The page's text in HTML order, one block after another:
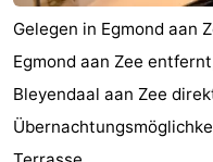
Aussichtspunkte
Attraktionen
-
Spielplätze
-
Gelegen in Egmond aan
Egmond aan Zee
Bleyendaal aan Zee